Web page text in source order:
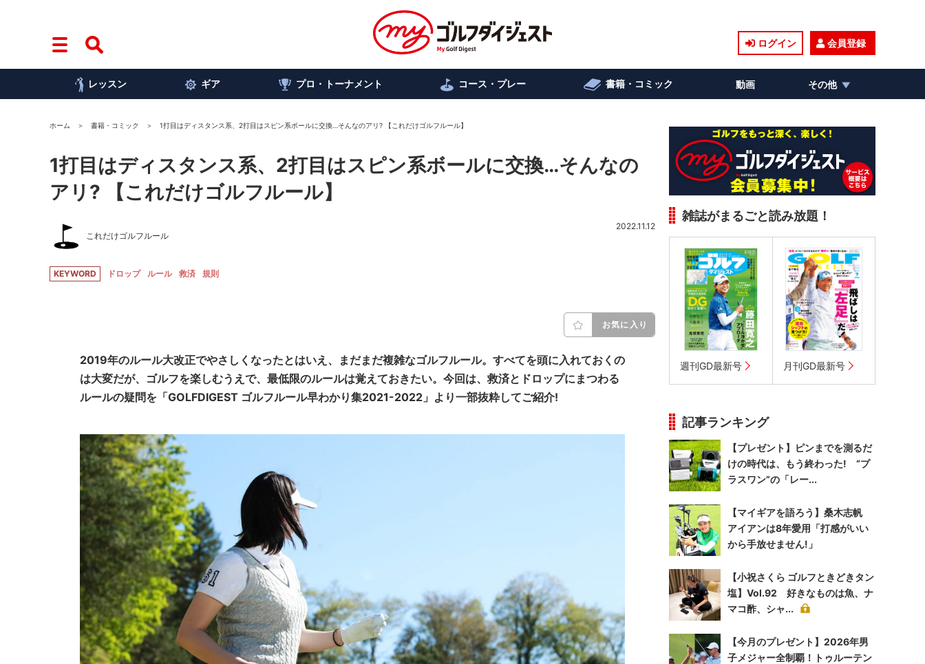
ログイン 会員登録
レッスン ギア プロ・トーナメント コース・プレー 書籍・コミック 動画 その他
ホーム 書籍・コミック 1打目はディスタンス系、2打目はスピン系ボールに交換…そんなのアリ? 【これだけゴルフルール】
1打目はディスタンス系、2打目はスピン系ボールに交換…そんなの
アリ? 【これだけゴルフルール】
これだけゴルフルール
2022.11.12
KEYWORD ドロップ ルール 救済 規則
お気に入り
2019年のルール大改正でやさしくなったとはいえ、まだまだ複雑なゴルフルール。すべてを頭に入れておくの
は大変だが、ゴルフを楽しむうえで、最低限のルールは覚えておきたい。今回は、救済とドロップにまつわる
ルールの疑問を「GOLFDIGEST ゴルフルール早わかり集2021-2022」より一部抜粋してご紹介!
雑誌がまるごと読み放題！
週刊GD最新号 月刊GD最新号
記事ランキング
【プレゼント】ピンまでを測るだ
けの時代は、もう終わった! “プ
ラスワン”の「レー...
【マイギアを語ろう】桑木志帆
アイアンは8年愛用「打感がいい
から手放せません!」
【小祝さくら ゴルフときどきタン
塩】Vol.92 好きなものは魚、ナ
マコ酢、シャ...
【今月のプレゼント】2026年男
子メジャー全制覇！トゥルーテン